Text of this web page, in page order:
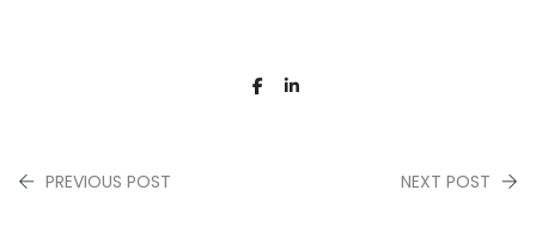
PREVIOUS POST NEXT POST